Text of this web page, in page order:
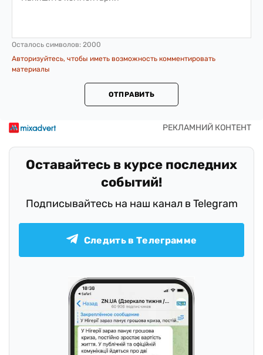
Осталось символов: 2000
Авторизуйтесь, чтобы иметь возможность комментировать
материалы
ОТПРАВИТЬ
Оставайтесь в курсе последних
событий!
Подписывайтесь на наш канал в Telegram
Следить в Телеграмме